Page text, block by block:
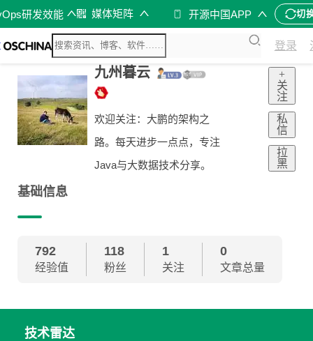
研发效能 媒体矩阵 开源中国APP 切
登录
九州暮云
欢迎关注：大鹏的架构之
路。每天进步一点点，专注
Java与大数据技术分享。
+
关
注
私
信
拉
黑
基础信息
792
经验值
118
粉丝
1
关注
0
文章总量
技术雷达